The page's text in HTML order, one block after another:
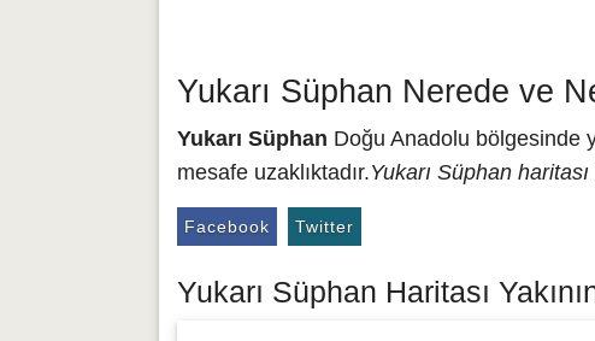
Yukarı Süphan Nerede ve
Yukarı Süphan Doğu Anadolu bölgesinde
mesafe uzaklıktadır.Yukarı Süphan haritası
Facebook Twitter
Yukarı Süphan Haritası